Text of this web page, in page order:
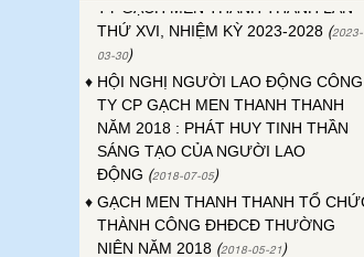
THỨ XVI, NHIỆM KỲ 2023-2028 (2023-
03-30
HỘI NGHỊ NGƯỜI LAO ĐỘNG CÔNG
TY CP GẠCH MEN THANH THANH
NĂM 2018 : PHÁT HUY TINH THẦN
SÁNG TẠO CỦA NGƯỜI LAO
ĐỘNG ( 2018-07-05 )
GẠCH MEN THANH THANH TỔ CHỨC
THÀNH CÔNG ĐHĐCĐ THƯỜNG
NIÊN NĂM 2018 ( 2018-05-21 )